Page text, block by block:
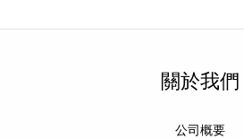
關於我們
公司概要